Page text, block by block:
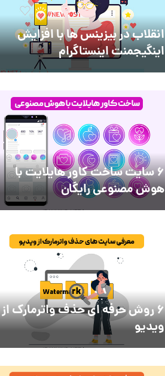
انقلاب در بیزینس ها با افزایش
اینگیجمنت اینستاگرام
6 سایت ساخت کاور هایلایت با
هوش مصنوعی رایگان
6 روش حرفه ای حذف واترمارک از
ویدیو